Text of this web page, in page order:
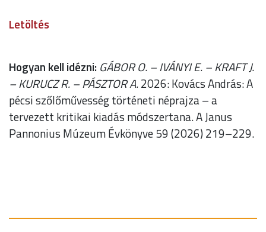
Letöltés
Hogyan kell idézni: GÁBOR O. – IVÁNYI E. – KRAFT J.
– KURUCZ R. – PÁSZTOR A.2026: Kovács András: A
pécsi szőlőművesség történeti néprajza – a
tervezett kritikai kiadás módszertana. A Janus
Pannonius Múzeum Évkönyve 59 (2026) 219–229.